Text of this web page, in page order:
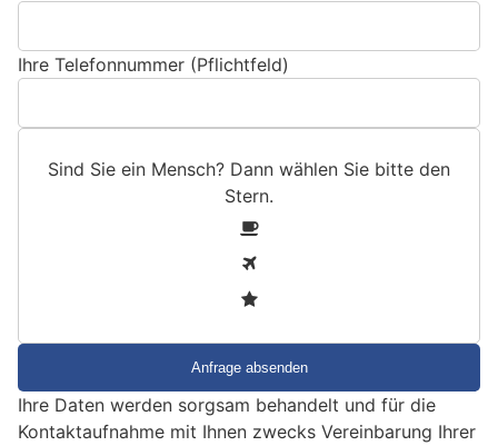
Ihre Telefonnummer (Pflichtfeld)
Sind Sie ein Mensch? Dann wählen Sie bitte den
Stern.
e
i
Ihre Daten werden sorgsam behandelt und für die
Kontaktaufnahme mit Ihnen zwecks Vereinbarung Ihrer